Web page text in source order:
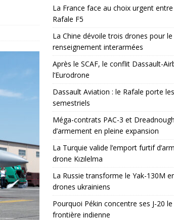
La France face au choix urgent
Rafale F5
La Chine dévoile trois drones pour le
renseignement interarmées
Après le SCAF, le conflit Dassault-
l’Eurodrone
Dassault Aviation : le Rafale porte
semestriels
Méga-contrats PAC-3 et
d’armement en pleine expansion
La Turquie valide l’emport furtif
drone Kızılelma
La Russie transforme le Yak-130M
drones ukrainiens
Pourquoi Pékin concentre ses J-20
frontière indienne